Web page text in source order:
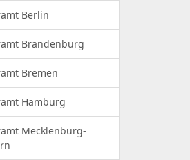
Berlin
Brandenburg
Bremen
Hamburg
Mecklenburg-